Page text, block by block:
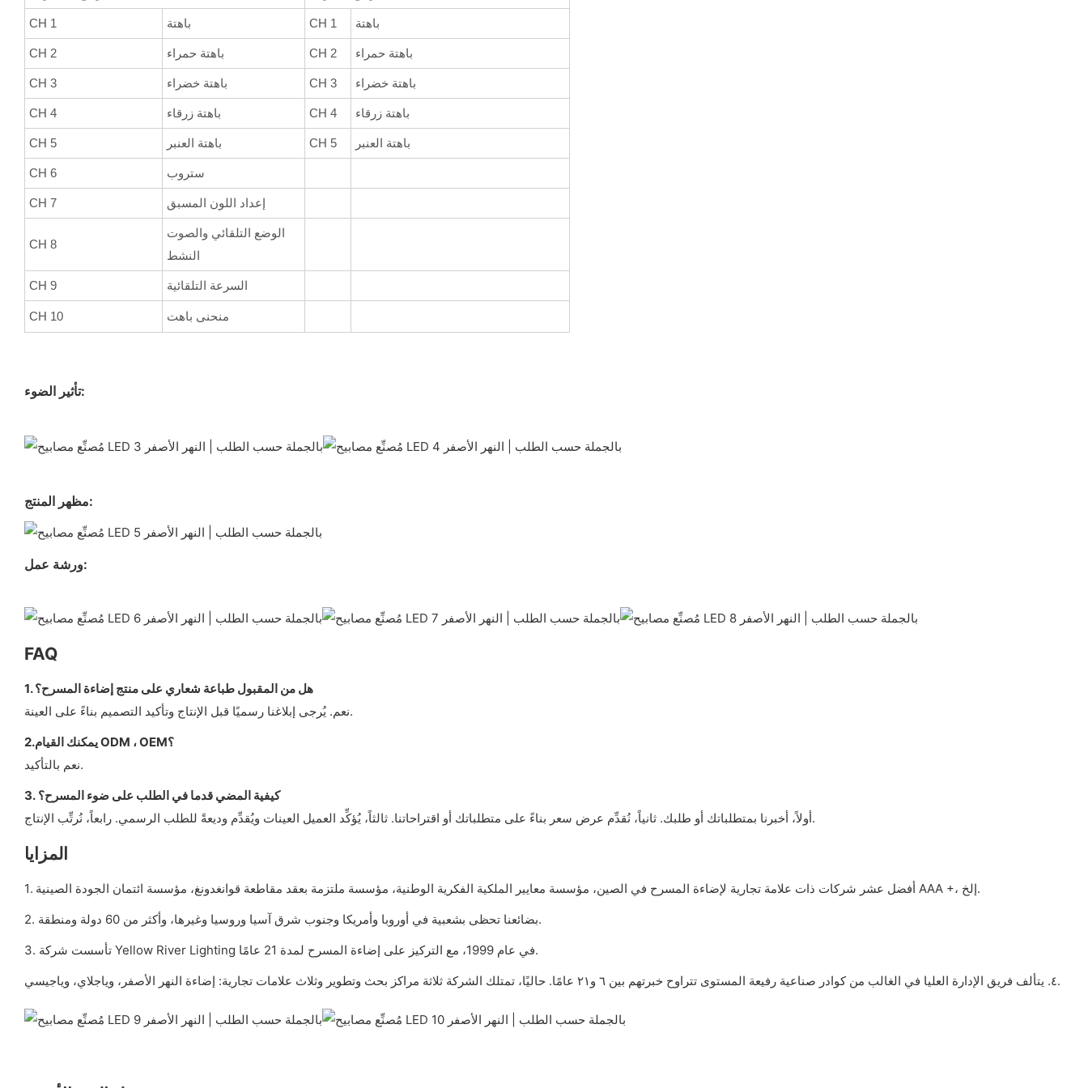
CH 1 باهتة CH 1 باهتة
CH 2 باهتة حمراء CH 2 باهتة حمراء
CH 3 باهتة خضراء CH 3 باهتة خضراء
CH 4 باهتة زرقاء CH 4 باهتة زرقاء
CH 5 باهتة العنبر CH 5 باهتة العنبر
CH 6 ستروب
CH 7 إعداد اللون المسبق
CH 8
الوضع التلقائي والصوت
النشط
CH 9 السرعة التلقائية
CH 10 منحنى باهت
تأثير الضوء:
مظهر المنتج:
ورشة عمل:
FAQ
1. هل من المقبول طباعة شعاري على منتج إضاءة المسرح؟
نعم. يُرجى إبلاغنا رسميًا قبل الإنتاج وتأكيد التصميم بناءً على العينة.
2.يمكنك القيام ODM ، OEM؟
نعم بالتأكيد.
3. كيفية المضي قدما في الطلب على ضوء المسرح؟
أولاً، أخبرنا بمتطلباتك أو طلبك. ثانياً، نُقدِّم عرض سعر بناءً على متطلباتك أو اقتراحاتنا. ثالثاً، يُؤكِّد العميل العينات ويُقدِّم وديعةً للطلب الرسمي. رابعاً، نُرتِّب الإنتاج.
المزايا
1. أفضل عشر شركات ذات علامة تجارية لإضاءة المسرح في الصين، مؤسسة معايير الملكية الفكرية الوطنية، مؤسسة ملتزمة بعقد مقاطعة قوانغدونغ، مؤسسة ائتمان الجودة الصينية AAA +، إلخ.
2. بضائعنا تحظى بشعبية في أوروبا وأمريكا وجنوب شرق آسيا وروسيا وغيرها، وأكثر من 60 دولة ومنطقة.
3. تأسست شركة Yellow River Lighting في عام 1999، مع التركيز على إضاءة المسرح لمدة 21 عامًا.
٤. يتألف فريق الإدارة العليا في الغالب من كوادر صناعية رفيعة المستوى تتراوح خبرتهم بين ٦ و٢١ عامًا. حاليًا، تمتلك الشركة ثلاثة مراكز بحث وتطوير وثلاث علامات تجارية: إضاءة النهر الأصفر، وياجلاي، وياجيسي.